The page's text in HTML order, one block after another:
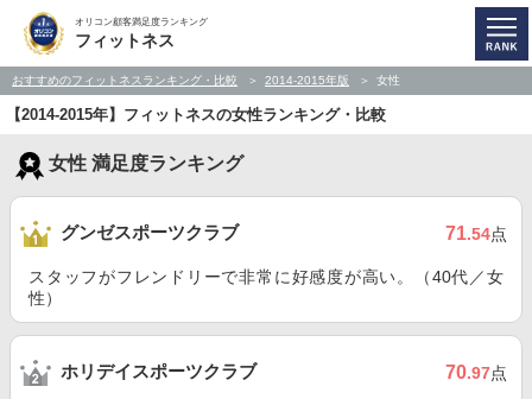
オリコン顧客満足度ランキング
フィットネス
おすすめのフィットネスランキング・比較 2014-2015年版 女性
【2014-2015年】フィットネスの女性ランキング・比較
女性 満足度ランキング
グンゼスポーツクラブ 71.54点
スタッフがフレンドリーで非常に好感度が高い。（40代／女
性）
ホリデイスポーツクラブ 70.97点